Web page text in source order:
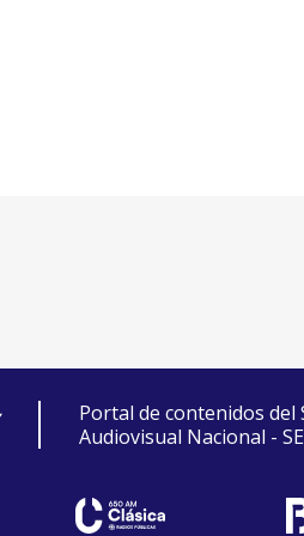
Portal de contenidos del
Audiovisual Nacional -